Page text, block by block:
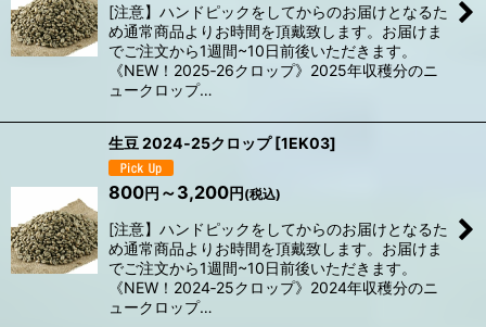
[注意】ハンドピックをしてからのお届けとなるた
め通常商品よりお時間を頂戴致します。お届けま
でご注文から1週間~10日前後いただきます。
《NEW！2025‐26クロップ》2025年収穫分のニ
ュークロップ…
生豆 2024‐25クロップ [1EK03]
800円 ～3,200円(税込)
[注意】ハンドピックをしてからのお届けとなるた
め通常商品よりお時間を頂戴致します。お届けま
でご注文から1週間~10日前後いただきます。
《NEW！2024‐25クロップ》2024年収穫分のニ
ュークロップ…